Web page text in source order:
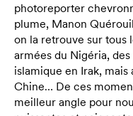
photoreporter
plume, Manon
on la retrouve sur tous
armées du Nigéria,
islamique en Irak, mais
Chine… De ces
meilleur angle pour